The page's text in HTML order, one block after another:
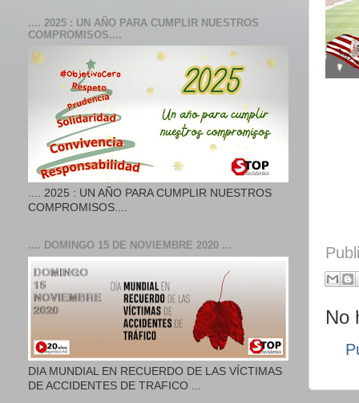
No
.... 2025 : UN AÑO PARA CUMPLIR NUESTROS
COMPROMISOS....
.... 2025 : UN AÑO PARA CUMPLIR NUESTROS
COMPROMISOS....
.... DOMINGO 15 DE NOVIEMBRE 2020 ...
DIA MUNDIAL EN RECUERDO DE LAS VÍCTIMAS
DE ACCIDENTES DE TRAFICO ...